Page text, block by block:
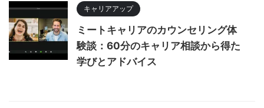
キャリアアップ
ミートキャリアのカウンセリング体
験談：60分のキャリア相談から得た
学びとアドバイス